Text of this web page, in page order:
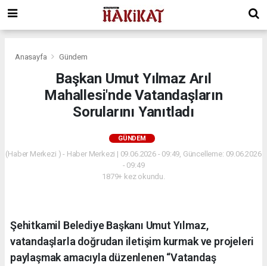
Anasayfa Gündem
Başkan Umut Yılmaz Arıl
Mahallesi'nde Vatandaşların
Sorularını Yanıtladı
GÜNDEM
(Haber Merkezi ) - Haber Merkezi | 09.06.2026 - 09:49, Güncelleme: 09.06.2026
- 09:49
1879+ kez okundu.
Şehitkamil Belediye Başkanı Umut Yılmaz,
vatandaşlarla doğrudan iletişim kurmak ve projeleri
paylaşmak amacıyla düzenlenen “Vatandaş